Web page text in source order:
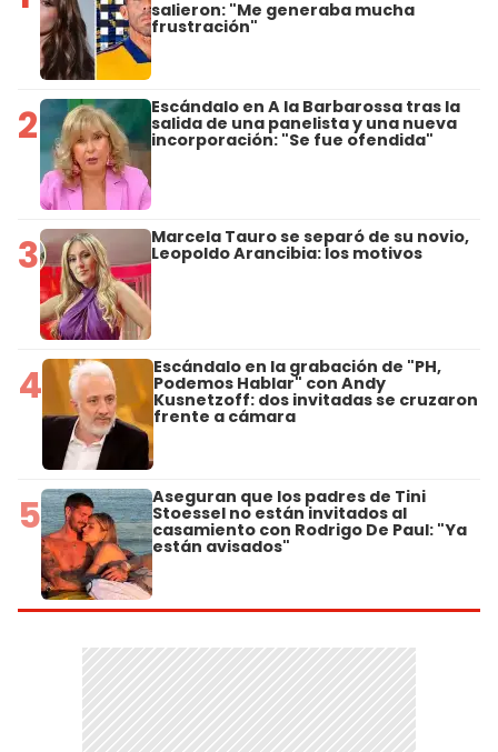
salieron: "Me generaba mucha
frustración"
2 Escándalo en A la Barbarossa tras la
salida de una panelista y una nueva
incorporación: "Se fue ofendida"
3 Marcela Tauro se separó de su novio,
Leopoldo Arancibia: los motivos
4 Escándalo en la grabación de "PH,
Podemos Hablar" con Andy
Kusnetzoff: dos invitadas se cruzaron
frente a cámara
5 Aseguran que los padres de Tini
Stoessel no están invitados al
casamiento con Rodrigo De Paul: "Ya
están avisados"